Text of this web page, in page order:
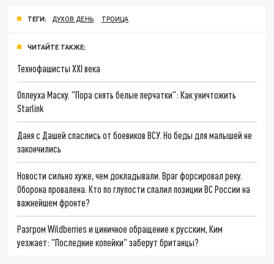
ТЕГИ: ДУХОВ ДЕНЬ ТРОИЦА
ЧИТАЙТЕ ТАКЖЕ:
Технофашисты XXI века
Оплеуха Маску. "Пора снять белые перчатки": Как уничтожить
Starlink
Даня с Дашей спаслись от боевиков ВСУ. Но беды для малышей не
закончились
Новости сильно хуже, чем докладывали. Враг форсировал реку.
Оборона провалена. Кто по глупости спалил позиции ВС России на
важнейшем фронте?
Разгром Wildberries и циничное обращение к русским, Ким
уезжает: "Последние копейки" заберут британцы?